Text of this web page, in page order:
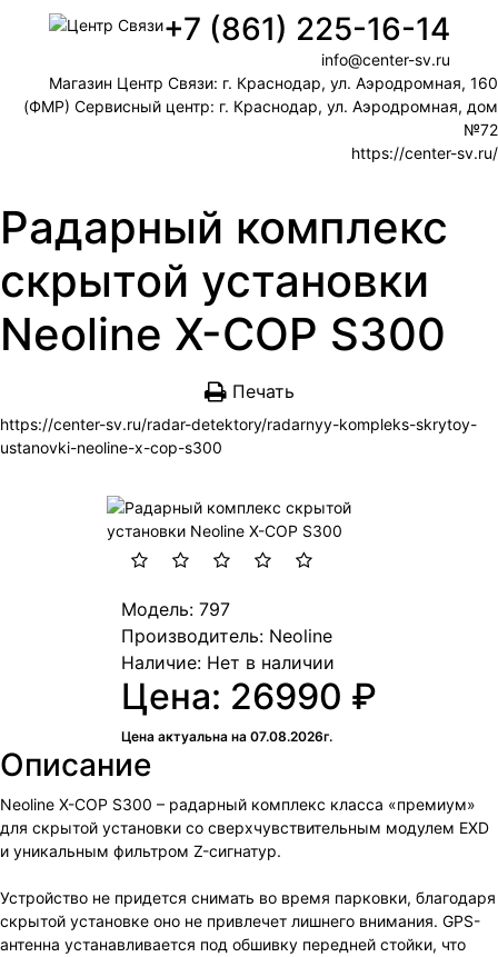
+7 (861) 225-16-14
info@center-sv.ru
Магазин Центр Связи: г. Краснодар, ул. Аэродромная, 160
(ФМР) Сервисный центр: г. Краснодар, ул. Аэродромная, дом
№72
https://center-sv.ru/
Радарный комплекс
скрытой установки
Neoline X-COP S300
Печать
https://center-sv.ru/radar-detektory/radarnyy-kompleks-skrytoy-
ustanovki-neoline-x-cop-s300
Модель: 797
Производитель: Neoline
Наличие: Нет в наличии
Цена: 26990 ₽
Цена актуальна на 07.08.2026г.
Описание
Neoline X-COP S300 – радарный комплекс класса «премиум»
для скрытой установки со сверхчувствительным модулем EXD
и уникальным фильтром Z-сигнатур.
Устройство не придется снимать во время парковки, благодаря
скрытой установке оно не привлечет лишнего внимания. GPS-
антенна устанавливается под обшивку передней стойки, что